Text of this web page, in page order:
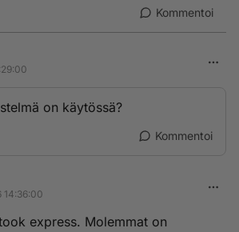
Kommentoi
on käytössä?
Kommentoi
14:36:00
express. Molemmat on